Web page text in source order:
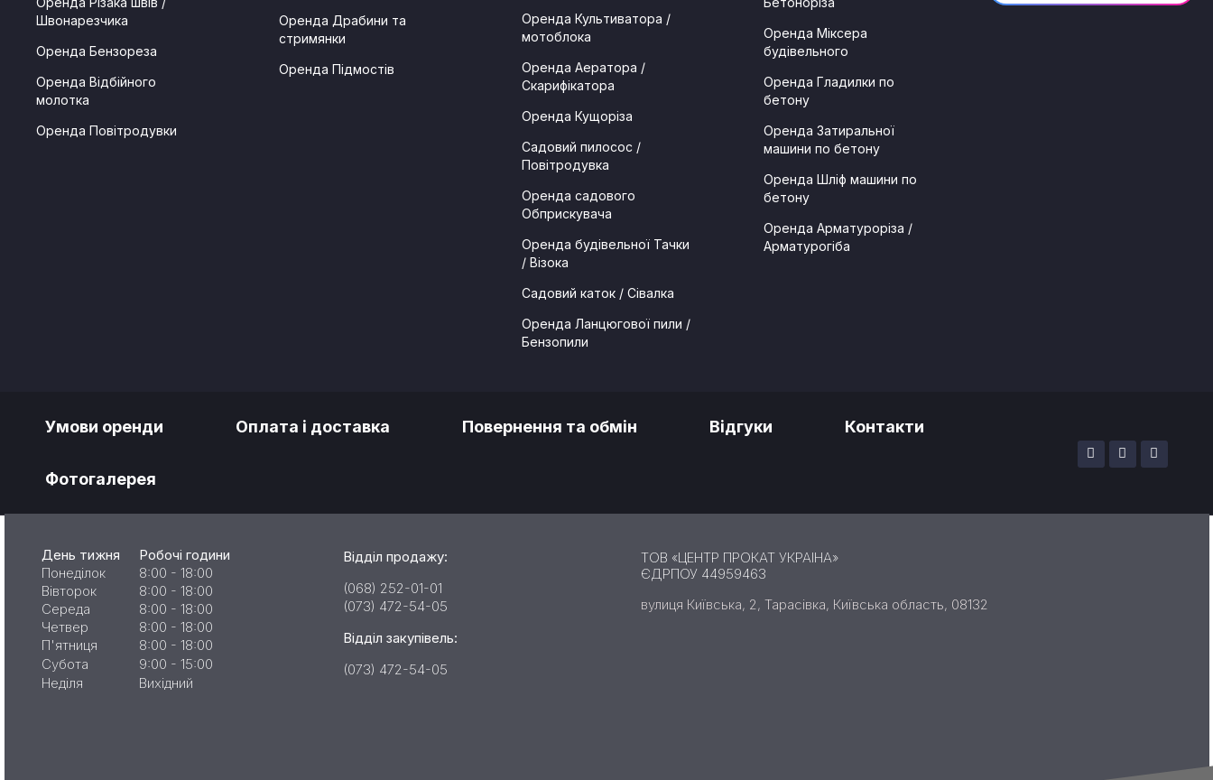
Швонарезчика
Оренда Бензореза
Оренда Відбійного
молотка
Оренда Повітродувки
Оренда Драбини та
стримянки
Оренда Підмостів
Оренда Культиватора /
мотоблока
Оренда Аератора /
Скарифікатора
Оренда Кущоріза
Садовий пилосос /
Повітродувка
Оренда садового
Обприскувача
Оренда будівельної Тачки
/ Візока
Садовий каток / Сівалка
Оренда Ланцюгової пили /
Бензопили
Оренда Міксера
будівельного
Оренда Гладилки по
бетону
Оренда Затиральної
машини по бетону
Оренда Шліф машини по
бетону
Оренда Арматуроріза /
Арматурогіба
Умови оренди Оплата і доставка Повернення та обмін Відгуки Контакти
Фотогалерея
День тижня
Робочі години
Понеділок
8:00 - 18:00
Вівторок
8:00 - 18:00
Середа
8:00 - 18:00
Четвер
8:00 - 18:00
П'ятниця
8:00 - 18:00
Субота
9:00 - 15:00
Неділя
Вихідний
Відділ продажу:
(068) 252-01-01
(073) 472-54-05
Відділ закупівель:
(073) 472-54-05
ТОВ «ЦЕНТР ПРОКАТ УКРАІНА»
ЄДРПОУ 44959463
вулиця Київська, 2, Тарасівка, Київська область, 08132